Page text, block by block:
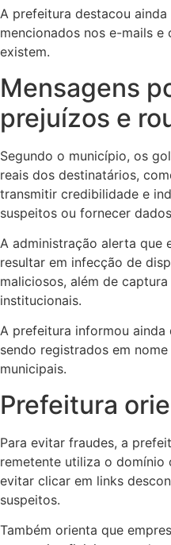
A prefeitura destacou
mencionados nos e-mails
existem.
Mensagens
prejuízos e
Segundo o município, os
reais dos destinatários,
transmitir credibilidade e
suspeitos ou fornecer
A administração alerta que
resultar em infecção de
maliciosos, além de
institucionais.
A prefeitura informou ainda
sendo registrados em
municipais.
Prefeitura
Para evitar fraudes, a
remetente utiliza o domínio
evitar clicar em links
suspeitos.
Também orienta que